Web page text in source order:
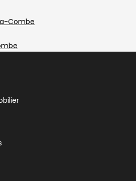
m²
m² 5 pièces Bourg-
Combe